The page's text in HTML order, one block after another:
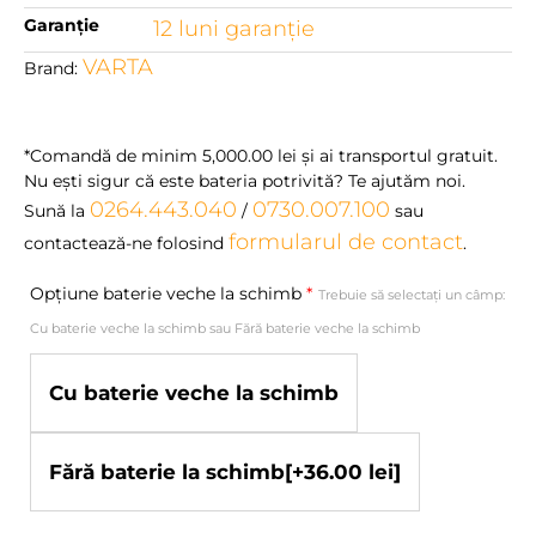
Garanție 12 luni garanţie
Brand: VARTA
*Comandă de minim 5,000.00 lei şi ai transportul gratuit.
Nu eşti sigur că este bateria potrivită? Te ajutăm noi.
Sună la 0264.443.040 / 0730.007.100 sau
contactează-ne folosind formularul de contact.
Opțiune baterie veche la schimb * Trebuie să selectați un câmp:
Cu baterie veche la schimb sau Fără baterie veche la schimb
Cu baterie veche la schimb
Fără baterie la schimb[+36.00 lei]